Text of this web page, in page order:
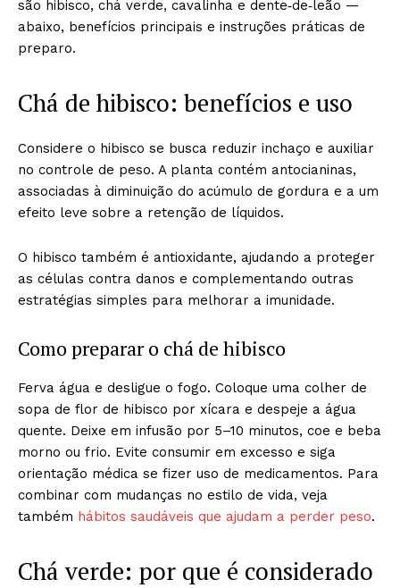
são hibisco, chá verde, cavalinha e dente‑de‑leão —
abaixo, benefícios principais e instruções práticas de
preparo.
Chá de hibisco: benefícios e uso
Considere o hibisco se busca reduzir inchaço e auxiliar
no controle de peso. A planta contém antocianinas,
associadas à diminuição do acúmulo de gordura e a um
efeito leve sobre a retenção de líquidos.
O hibisco também é antioxidante, ajudando a proteger
as células contra danos e complementando outras
estratégias simples para melhorar a imunidade.
Como preparar o chá de hibisco
Ferva água e desligue o fogo. Coloque uma colher de
sopa de flor de hibisco por xícara e despeje a água
quente. Deixe em infusão por 5–10 minutos, coe e beba
morno ou frio. Evite consumir em excesso e siga
orientação médica se fizer uso de medicamentos. Para
combinar com mudanças no estilo de vida, veja
também hábitos saudáveis que ajudam a perder peso.
Chá verde: por que é considerado